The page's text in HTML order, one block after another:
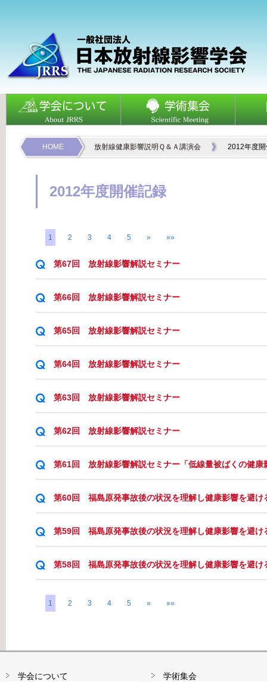
HOME 放射線健康影響説明Ｑ＆Ａ講演会 2012年度開
2012年度開催記録
1 2 3 4 5 » »»
第67回 放射線影響解説セミナー
第66回 放射線影響解説セミナー
第65回 放射線影響解説セミナー
第64回 放射線影響解説セミナー
第63回 放射線影響解説セミナー
第62回 放射線影響解説セミナー
第61回 放射線影響解説セミナー「低線量被ばくの健康
第60回 福島原発事故後の状況を理解し健康影響を避け
第59回 福島原発事故後の状況を理解し健康影響を避け
第58回 福島原発事故後の状況を理解し健康影響を避け
1 2 3 4 5 » »»
学会について 学術集会